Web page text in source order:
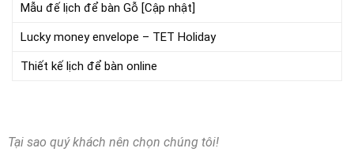
Mẫu đế lịch để bàn Gỗ [Cập nhật]
Lucky money envelope – TET Holiday
Thiết kế lịch để bàn online
Tại sao quý khách nên chọn chúng tôi!